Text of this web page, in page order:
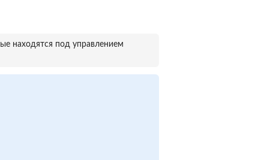
находятся под управлением